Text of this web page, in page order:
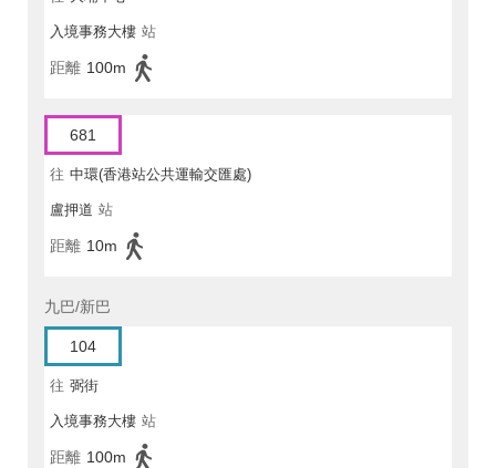
入境事務大樓 站
距離 100m
681
往 中環(香港站公共運輸交匯處)
盧押道 站
距離 10m
九巴/新巴
104
往 弼街
入境事務大樓 站
距離 100m